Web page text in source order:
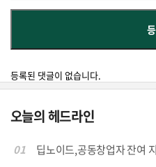
등록된 댓글이 없습니다.
오늘의 헤드라인
01
딥노이드,공동창업자 잔여